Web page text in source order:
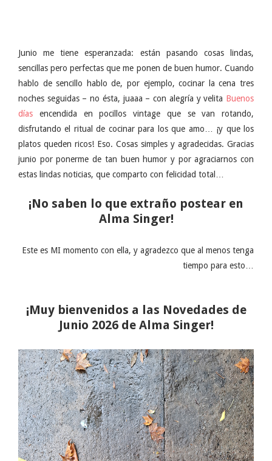
Junio me tiene esperanzada: están pasando cosas lindas,
sencillas pero perfectas que me ponen de buen humor. Cuando
hablo de sencillo hablo de, por ejemplo, cocinar la cena tres
noches seguidas – no ésta, juaaa – con alegría y velita Buenos
días encendida en pocillos vintage que se van rotando,
disfrutando el ritual de cocinar para los que amo… ¡y que los
platos queden ricos! Eso. Cosas simples y agradecidas. Gracias
junio por ponerme de tan buen humor y por agraciarnos con
estas lindas noticias, que comparto con felicidad total…
¡No saben lo que extraño postear en
Alma Singer!
Este es MI momento con ella, y agradezco que al menos tenga
tiempo para esto…
¡Muy bienvenidos a las Novedades de
Junio 2026 de Alma Singer!